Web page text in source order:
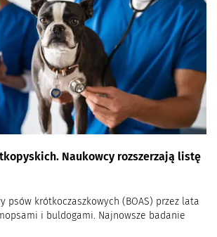
Naukowcy rozszerzają listę
psów krótkoczaszkowych (BOAS) przez lata
i buldogami. Najnowsze badanie